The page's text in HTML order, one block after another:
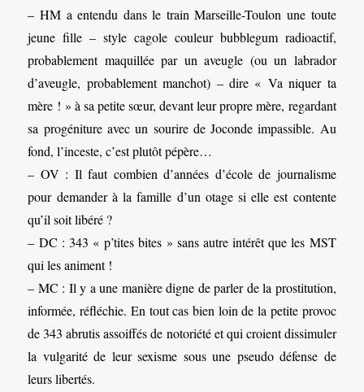
– HM a entendu dans le train Marseille-Toulon une toute
jeune fille – style cagole couleur bubblegum radioactif,
probablement maquillée par un aveugle (ou un labrador
d’aveugle, probablement manchot) – dire « Va niquer ta
mère ! » à sa petite sœur, devant leur propre mère, regardant
sa progéniture avec un sourire de Joconde impassible. Au
fond, l’inceste, c’est plutôt pépère…
– OV : Il faut combien d’années d’école de journalisme
pour demander à la famille d’un otage si elle est contente
qu’il soit libéré ?
– DC : 343 « p’tites bites » sans autre intérêt que les MST
qui les animent !
– MC : Il y a une manière digne de parler de la prostitution,
informée, réfléchie. En tout cas bien loin de la petite provoc
de 343 abrutis assoiffés de notoriété et qui croient dissimuler
la vulgarité de leur sexisme sous une pseudo défense de
leurs libertés.